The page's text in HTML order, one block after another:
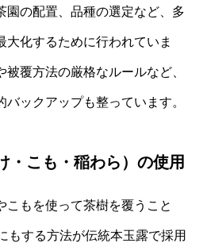
園の配置、品種の選定など、多
大化するために行われていま
覆方法の厳格なルールなど、
ックアップも整っています。
・こも・稲わら）の使用
こもを使って茶樹を覆うこと
もする方法が伝統本玉露で採用